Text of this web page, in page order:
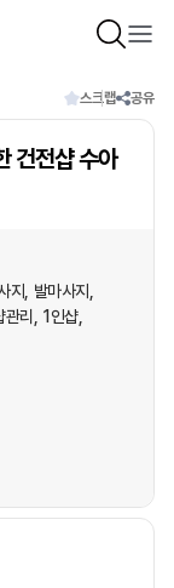
스크랩 공유
건전샵 수아
지
발마사지
관리
1인샵